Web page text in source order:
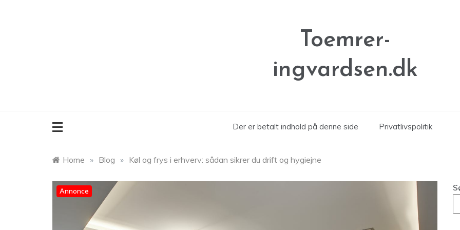
Toemrer-
ingvardsen.dk
Der er betalt indhold på denne side Privatlivspolitik
Home » Blog » Køl og frys i erhverv: sådan sikrer du drift og hygiejne
Annonce